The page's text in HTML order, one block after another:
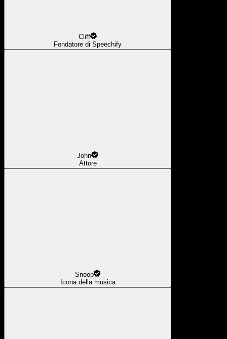
Cliff
Fondatore di Speechify
John
Attore
Snoop
Icona della musica